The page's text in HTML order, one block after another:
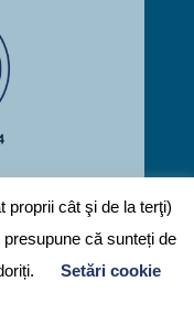
Contactează-ne
by
Codehac.com
proprii cât şi de la terţi)
că sunteți de
Setări cookie